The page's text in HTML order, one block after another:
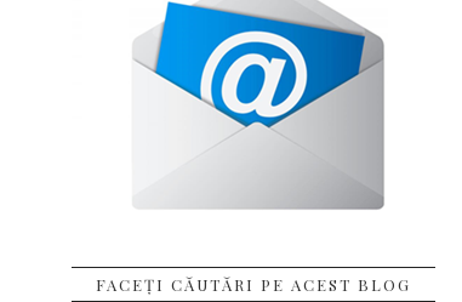
FACEȚI CĂUTĂRI PE ACEST BLOG